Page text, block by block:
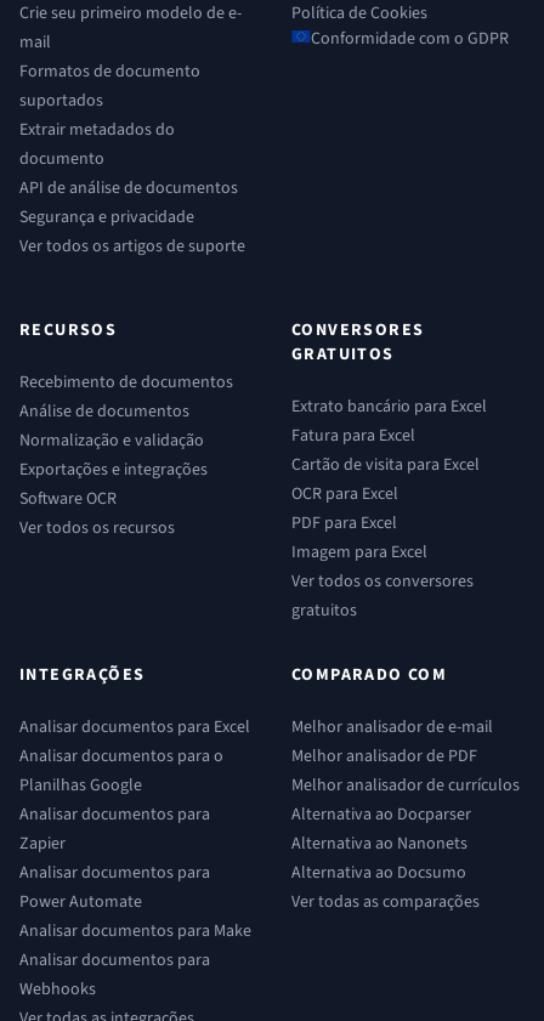
Crie seu primeiro modelo de e-
mail
Formatos de documento
suportados
Extrair metadados do
documento
API de análise de documentos
Segurança e privacidade
Ver todos os artigos de suporte
Política de Cookies
Conformidade com o GDPR
RECURSOS
Recebimento de documentos
Análise de documentos
Normalização e validação
Exportações e integrações
Software OCR
Ver todos os recursos
CONVERSORES
GRATUITOS
Extrato bancário para Excel
Fatura para Excel
Cartão de visita para Excel
OCR para Excel
PDF para Excel
Imagem para Excel
Ver todos os conversores
gratuitos
INTEGRAÇÕES
Analisar documentos para Excel
Analisar documentos para o
Planilhas Google
Analisar documentos para
Zapier
Analisar documentos para
Power Automate
Analisar documentos para Make
Analisar documentos para
Webhooks
COMPARADO COM
Melhor analisador de e-mail
Melhor analisador de PDF
Melhor analisador de currículos
Alternativa ao Docparser
Alternativa ao Nanonets
Alternativa ao Docsumo
Ver todas as comparações